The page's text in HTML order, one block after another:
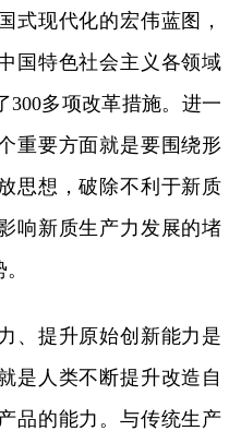
式现代化的宏伟蓝图，
国特色社会主义各领域
300多项改革措施。进一
重要方面就是要围绕形
思想，破除不利于新质
响新质生产力发展的堵
提升原始创新能力是
是人类不断提升改造自
品的能力。与传统生产